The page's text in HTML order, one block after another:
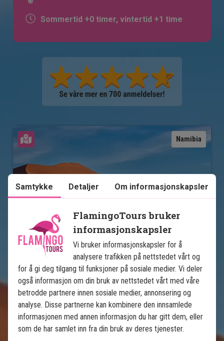
Sommertid +0 timer, vintertid +1 time
Namibia
Det beste av Namibia
7 netters rundreise i Namibia
Etosha nasjonalpark
Windhoek
Damaraland
Skjelettkysten
Samtykke Detaljer Om informasjonskapsler
FlamingoTours bruker
informasjonskapsler
Vi bruker informasjonskapsler for å
analysere trafikken på nettstedet vårt og
for å gi deg tilgang til funksjoner på sosiale medier. Vi deler
også informasjon om din bruk av nettstedet vårt med våre
betrodde partnere innen sosiale medier, annonsering og
analyse. Disse partnerne kan kombinere den innsamlede
informasjonen med annen informasjon du har gitt dem, eller
som de har samlet inn fra din bruk av deres tjenester.